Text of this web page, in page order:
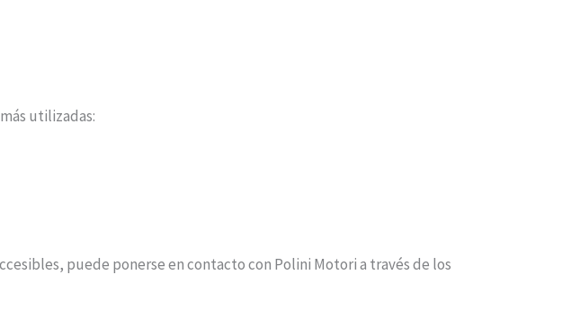
utilizadas:
puede ponerse en contacto con Polini Motori a través de los